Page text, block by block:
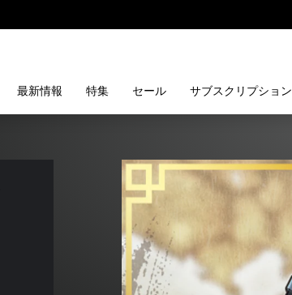
最新情報 特集 セール サブスクリプション